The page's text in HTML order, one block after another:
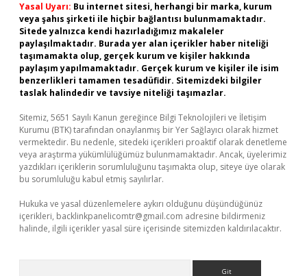
Yasal Uyarı: Bu internet sitesi, herhangi bir marka, kurum
veya şahıs şirketi ile hiçbir bağlantısı bulunmamaktadır.
Sitede yalnızca kendi hazırladığımız makaleler
paylaşılmaktadır. Burada yer alan içerikler haber niteliği
taşımamakta olup, gerçek kurum ve kişiler hakkında
paylaşım yapılmamaktadır. Gerçek kurum ve kişiler ile isim
benzerlikleri tamamen tesadüfidir. Sitemizdeki bilgiler
taslak halindedir ve tavsiye niteliği taşımazlar.
Sitemiz, 5651 Sayılı Kanun gereğince Bilgi Teknolojileri ve İletişim
Kurumu (BTK) tarafından onaylanmış bir Yer Sağlayıcı olarak hizmet
vermektedir. Bu nedenle, sitedeki içerikleri proaktif olarak denetleme
veya araştırma yükümlülüğümüz bulunmamaktadır. Ancak, üyelerimiz
yazdıkları içeriklerin sorumluluğunu taşımakta olup, siteye üye olarak
bu sorumluluğu kabul etmiş sayılırlar.
Hukuka ve yasal düzenlemelere aykırı olduğunu düşündüğünüz
içerikleri, backlinkpanelicomtr@gmail.com adresine bildirmeniz
halinde, ilgili içerikler yasal süre içerisinde sitemizden kaldırılacaktır.